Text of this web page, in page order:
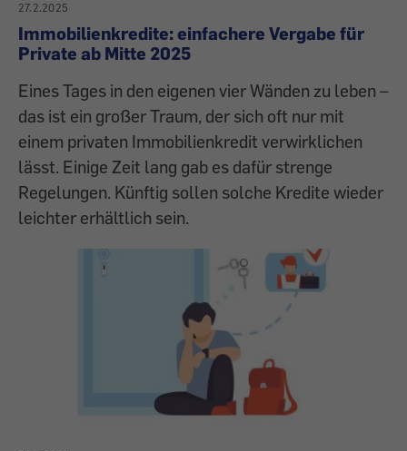
27.2.2025
Immobilienkredite: einfachere Vergabe für
Private ab Mitte 2025
Eines Tages in den eigenen vier Wänden zu leben –
das ist ein großer Traum, der sich oft nur mit
einem privaten Immobilienkredit verwirklichen
lässt. Einige Zeit lang gab es dafür strenge
Regelungen. Künftig sollen solche Kredite wieder
leichter erhältlich sein.